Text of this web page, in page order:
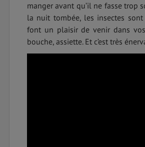
manger avant qu’il ne fasse trop
la nuit tombée, les insectes
font un plaisir de venir dans
bouche, assiette. Et c’est très